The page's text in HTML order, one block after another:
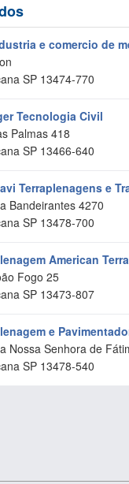
e comercio de
SP 13474-770
Tecnologia Civil
Palmas 418
SP 13466-640
Terraplenagens e
Bandeirantes 4270
SP 13478-700
American Terra
Fogo 25
SP 13473-807
e
Nossa Senhora de
SP 13478-540